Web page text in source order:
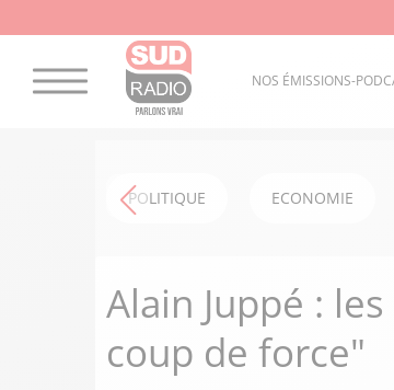
NOS ÉMISSIONS-
POLITIQUE ECONOMIE
Alain Juppé :
coup de force"